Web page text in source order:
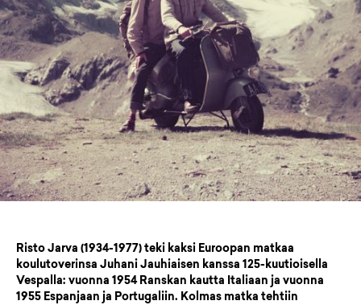
Risto Jarva (1934-1977) teki kaksi Euroopan matkaa
koulutoverinsa Juhani Jauhiaisen kanssa 125-kuutioisella
Vespalla: vuonna 1954 Ranskan kautta Italiaan ja vuonna
1955 Espanjaan ja Portugaliin. Kolmas matka tehtiin